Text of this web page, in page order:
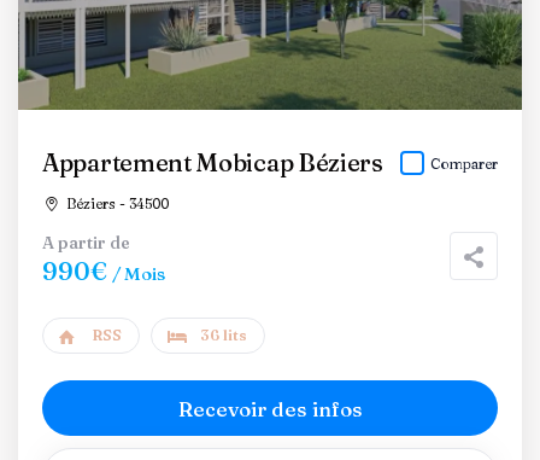
Appartement Mobicap Béziers
Béziers - 34500
Comparer
A partir de
990€ / Mois
RSS 36 lits
Recevoir des infos